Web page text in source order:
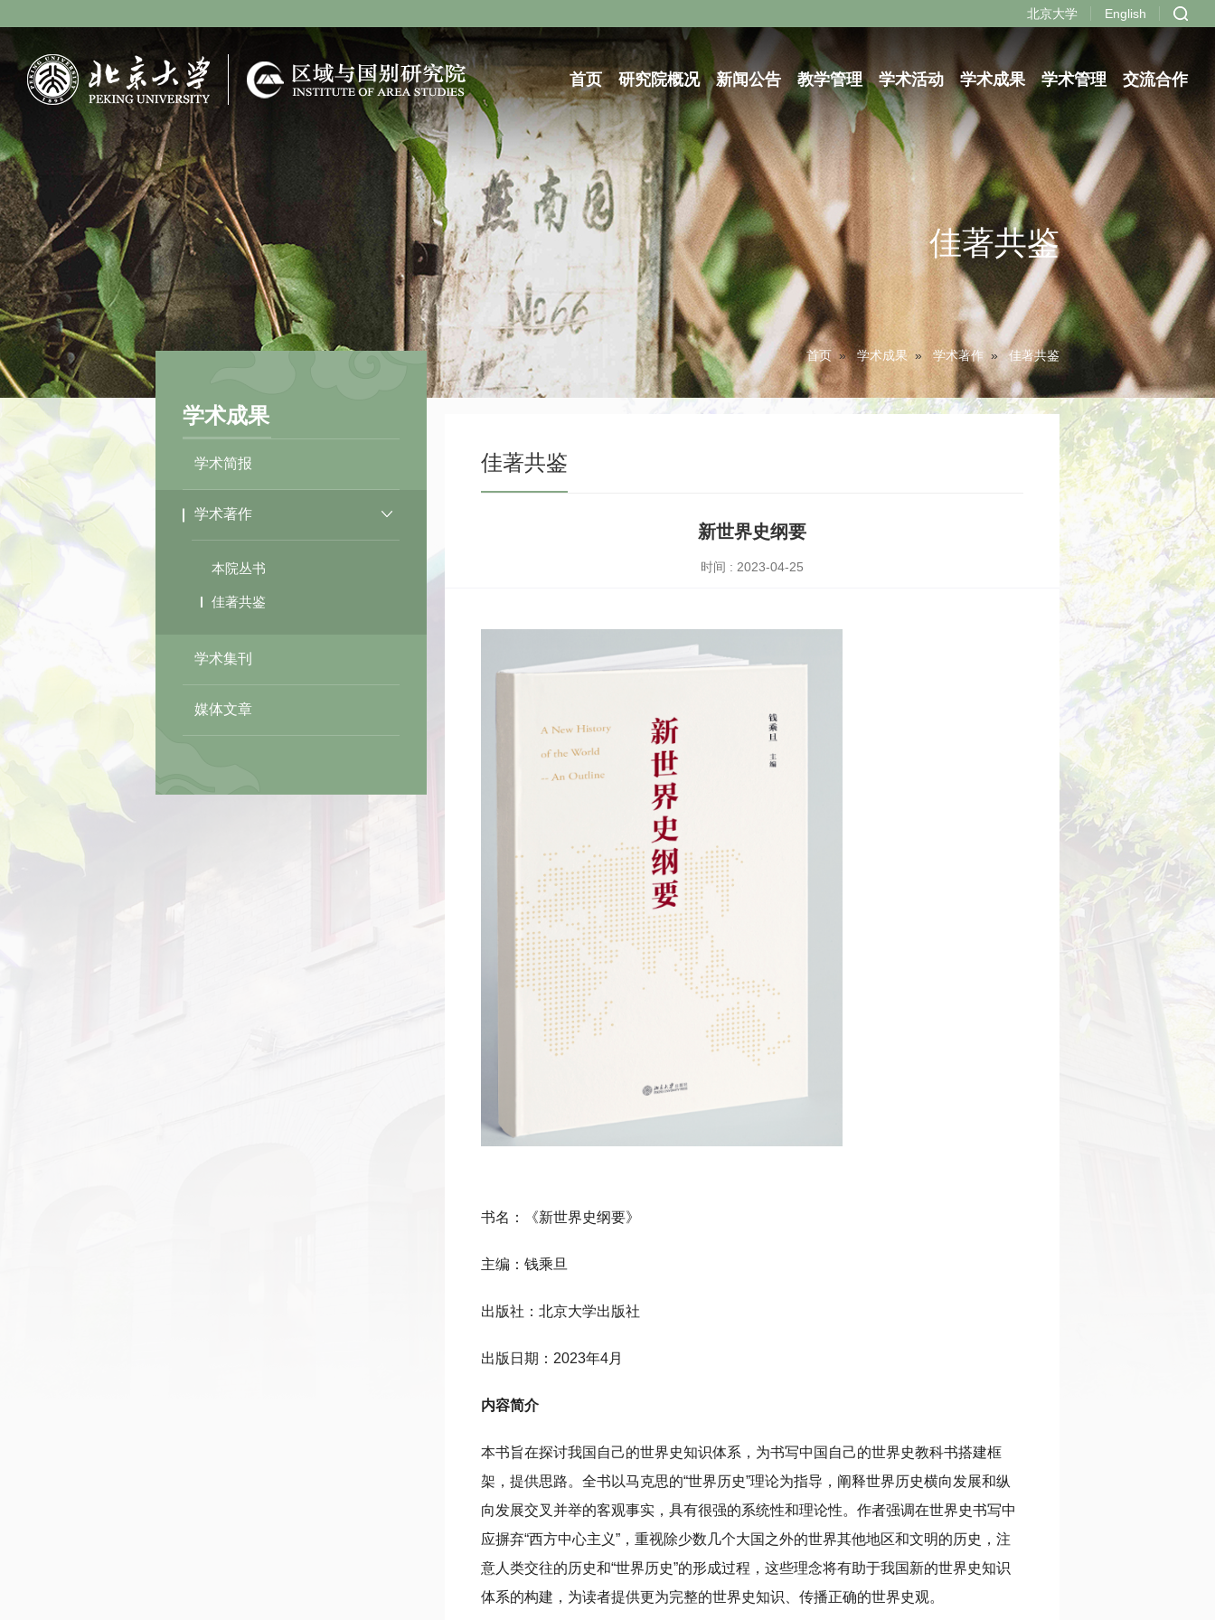
北京大学 English
首页 研究院概况 新闻公告 教学管理 学术活动 学术成果 学术管理 交流合作
佳著共鉴
首页 » 学术成果 » 学术著作 » 佳著共鉴
学术成果
学术简报
学术著作
本院丛书
佳著共鉴
学术集刊
媒体文章
佳著共鉴
新世界史纲要
时间 : 2023-04-25
书名：《新世界史纲要》
主编：钱乘旦
出版社：北京大学出版社
出版日期：2023年4月
内容简介
本书旨在探讨我国自己的世界史知识体系，为书写中国自己的世界史教科书搭建框
架，提供思路。全书以马克思的“世界历史”理论为指导，阐释世界历史横向发展和纵
向发展交叉并举的客观事实，具有很强的系统性和理论性。作者强调在世界史书写中
应摒弃“西方中心主义”，重视除少数几个大国之外的世界其他地区和文明的历史，注
意人类交往的历史和“世界历史”的形成过程，这些理念将有助于我国新的世界史知识
体系的构建，为读者提供更为完整的世界史知识、传播正确的世界史观。